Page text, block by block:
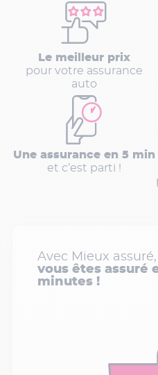
Le meilleur prix
pour votre assurance
auto
Une assurance en 5 min
et c’est parti !
Avec Mieux assuré,
vous êtes assuré
minutes !